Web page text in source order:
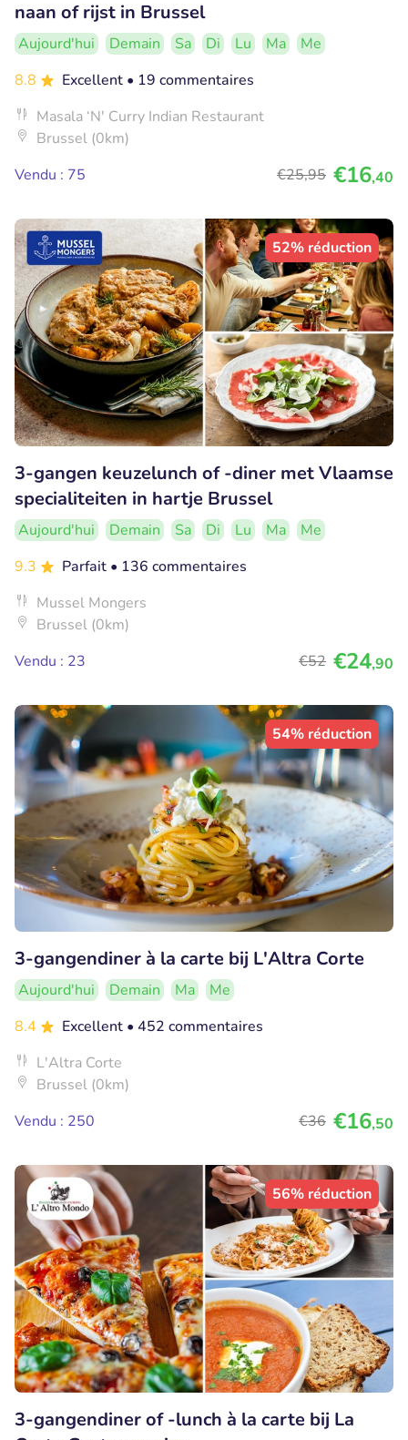
naan of rijst in Brussel
Aujourd'hui Demain Sa Di Lu Ma
Me
8.8
Excellent • 19 commentaires
Masala ‘N' Curry Indian Restaurant
Brussel (0km)
Vendu : 75
€25,95 €16,40
52% réduction
3-gangen keuzelunch of -diner met Vlaamse
specialiteiten in hartje Brussel
Aujourd'hui Demain Sa Di Lu Ma
Me
9.3
Parfait • 136 commentaires
Mussel Mongers
Brussel (0km)
Vendu : 23
€52 €24,90
54% réduction
3-gangendiner à la carte bij L'Altra Corte
Aujourd'hui Demain Ma
Me
8.4
Excellent • 452 commentaires
L'Altra Corte
Brussel (0km)
Vendu : 250
€36 €16,50
56% réduction
3-gangendiner of -lunch à la carte bij La